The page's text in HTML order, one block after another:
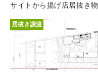
サイトから揚げ店居抜き物
居抜き譲渡